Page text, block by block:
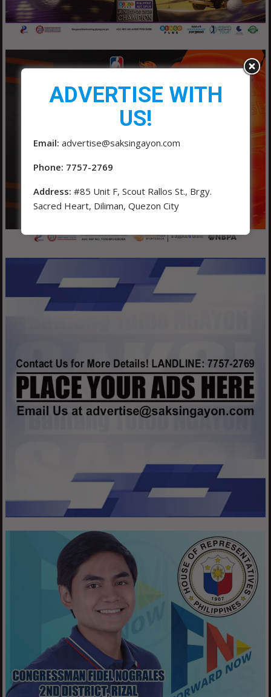
ADVERTISE WITH
US!
Email: advertise@saksingayon.com
Phone: 7757-2769
Address: #85 Unit F, Scout Rallos St., Brgy.
Sacred Heart, Diliman, Quezon City